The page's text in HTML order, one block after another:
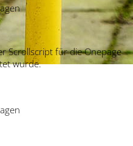
Scrollscript für die Onepage
wurde.